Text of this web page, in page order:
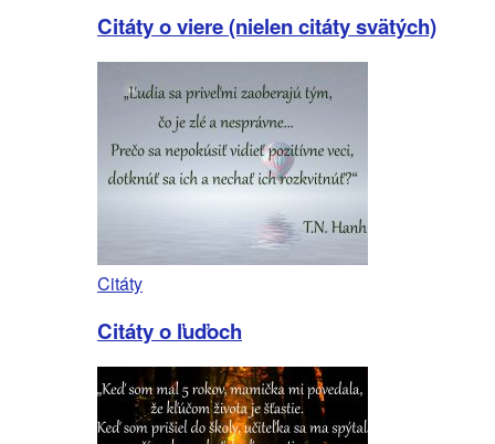
Citáty o viere (nielen citáty svätých)
Citáty
Citáty o ľuďoch